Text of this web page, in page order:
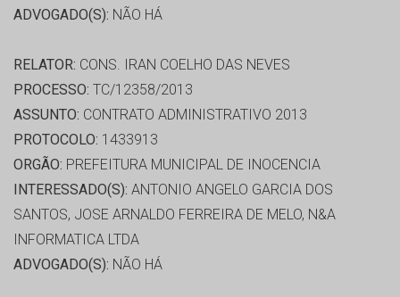
ADVOGADO(S): NÃO HÁ
RELATOR: CONS. IRAN COELHO DAS NEVES
PROCESSO: TC/12358/2013
ASSUNTO: CONTRATO ADMINISTRATIVO 2013
PROTOCOLO: 1433913
ORGÃO: PREFEITURA MUNICIPAL DE INOCENCIA
INTERESSADO(S): ANTONIO ANGELO GARCIA DOS
SANTOS, JOSE ARNALDO FERREIRA DE MELO, N&A
INFORMATICA LTDA
ADVOGADO(S): NÃO HÁ